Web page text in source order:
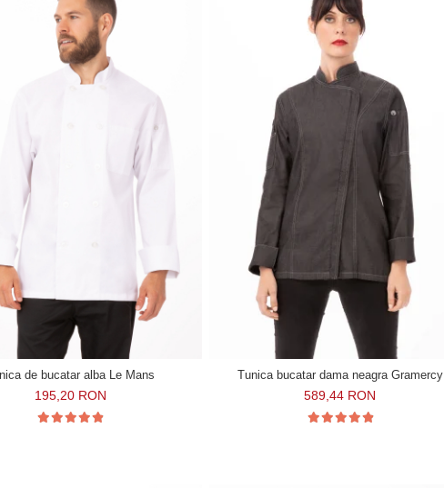
de bucatar alba Le Mans
195,20 RON
Tunica bucatar dama neagra Gramercy
589,44 RON